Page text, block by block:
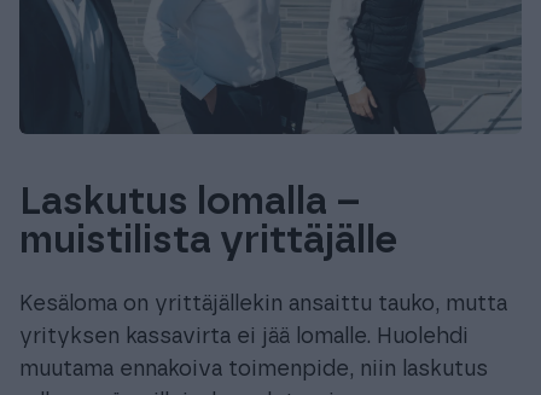
Laskutus lomalla –
muistilista yrittäjälle
Kesäloma on yrittäjällekin ansaittu tauko, mutta
yrityksen kassavirta ei jää lomalle. Huolehdi
muutama ennakoiva toimenpide, niin laskutus